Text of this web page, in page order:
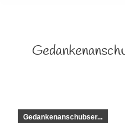
Gedankenanschubser...